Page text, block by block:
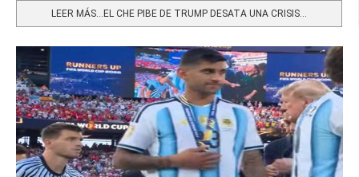
LEER MÁS…EL CHE PIBE DE TRUMP DESATA UNA CRISIS...